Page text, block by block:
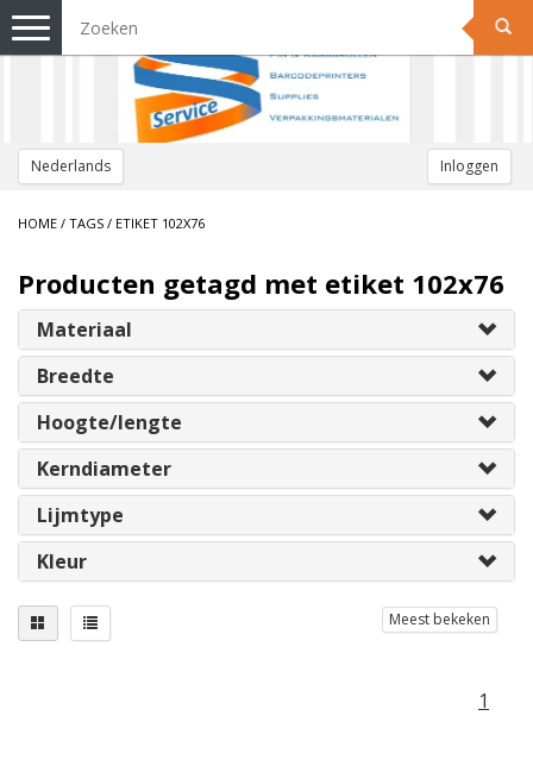
Nederlands Inloggen
Toggle
navigation
HOME / TAGS / ETIKET 102X76
Producten getagd met etiket 102x76
Materiaal
Breedte
Hoogte/lengte
Kerndiameter
Lijmtype
Kleur
Meest bekeken
1